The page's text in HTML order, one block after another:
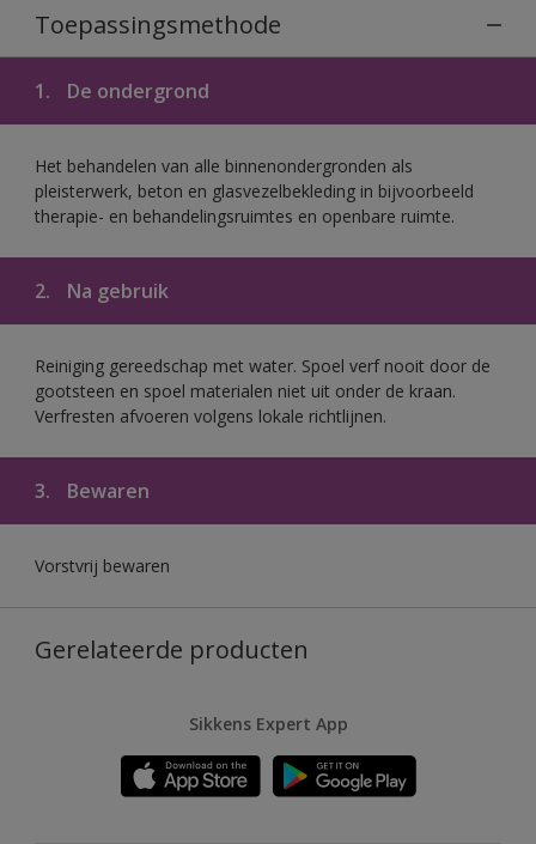
Toepassingsmethode
1. De ondergrond
Het behandelen van alle binnenondergronden als
pleisterwerk, beton en glasvezelbekleding in bijvoorbeeld
therapie- en behandelingsruimtes en openbare ruimte.
2. Na gebruik
Reiniging gereedschap met water. Spoel verf nooit door de
gootsteen en spoel materialen niet uit onder de kraan.
Verfresten afvoeren volgens lokale richtlijnen.
3. Bewaren
Vorstvrij bewaren
Gerelateerde producten
Sikkens Expert App